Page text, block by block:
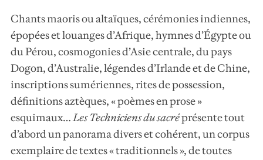
Chants maoris ou altaïques, cérémonies indiennes,
épopées et louanges d’Afrique, hymnes d’Égypte ou
du Pérou, cosmogonies d’Asie centrale, du pays
Dogon, d’Australie, légendes d’Irlande et de Chine,
inscriptions sumériennes, rites de possession,
définitions aztèques, « poèmes en prose »
esquimaux…Les Techniciens du sacréprésente tout
d’abord un panorama divers et cohérent, un corpus
exemplaire de textes « traditionnels », de toutes